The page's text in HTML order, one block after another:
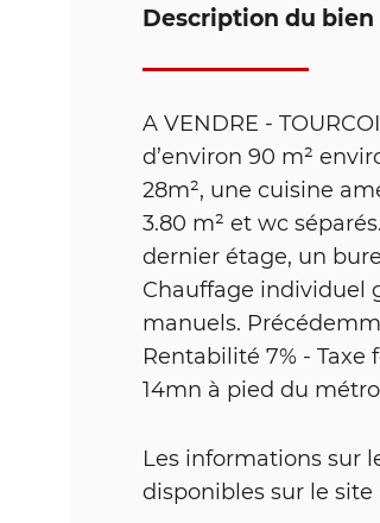
Description du bien
A VENDRE -
d’environ 90 m²
28m², une cuisine
3.80 m² et wc
dernier étage, un
Chauffage individuel
manuels.
Rentabilité 7% - Taxe
14mn à pied du
Les informations sur
disponibles sur le site